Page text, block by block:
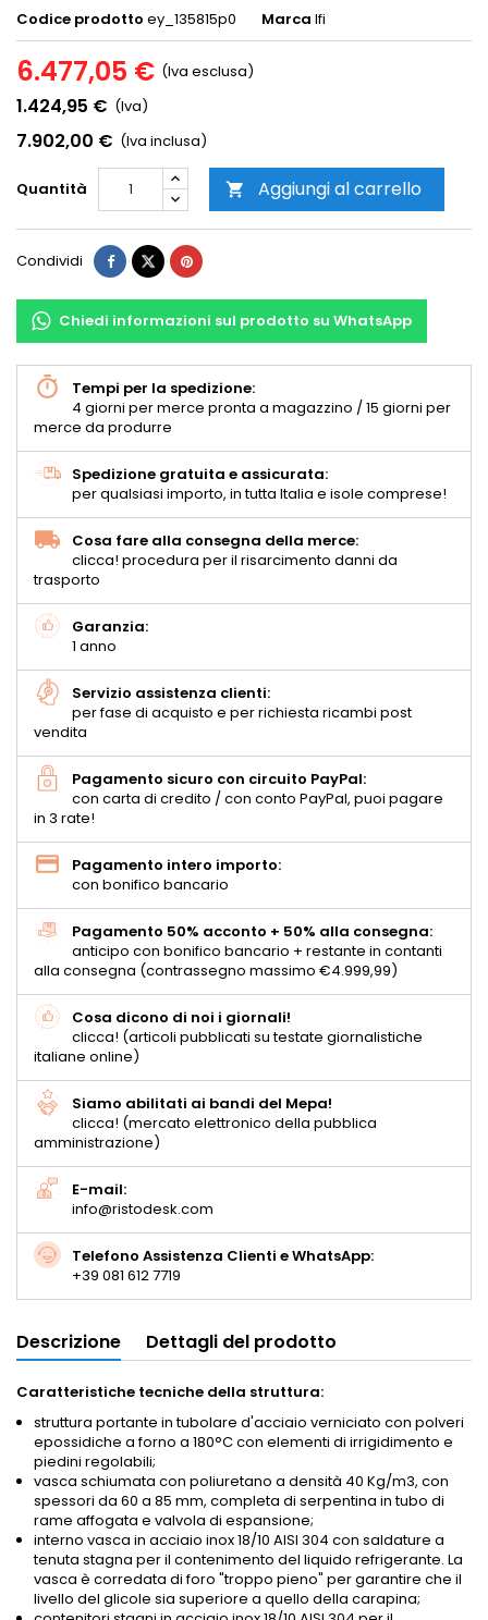
Codice prodotto ey_135815p0 Marca Ifi
6.477,05 € (Iva esclusa)
1.424,95 € (Iva)
7.902,00 € (Iva inclusa)
Quantità  Aggiungi al carrello
Condividi
Chiedi informazioni sul prodotto su WhatsApp
Tempi per la spedizione:
4 giorni per merce pronta a magazzino / 15 giorni per
merce da produrre
Spedizione gratuita e assicurata:
per qualsiasi importo, in tutta Italia e isole comprese!
Cosa fare alla consegna della merce:
clicca! procedura per il risarcimento danni da
trasporto
Garanzia:
1 anno
Servizio assistenza clienti:
per fase di acquisto e per richiesta ricambi post
vendita
Pagamento sicuro con circuito PayPal:
con carta di credito / con conto PayPal, puoi pagare
in 3 rate!
Pagamento intero importo:
con bonifico bancario
Pagamento 50% acconto + 50% alla consegna:
anticipo con bonifico bancario + restante in contanti
alla consegna (contrassegno massimo €4.999,99)
Cosa dicono di noi i giornali!
clicca! (articoli pubblicati su testate giornalistiche
italiane online)
Siamo abilitati ai bandi del Mepa!
clicca! (mercato elettronico della pubblica
amministrazione)
E-mail:
info@ristodesk.com
Telefono Assistenza Clienti e WhatsApp:
+39 081 612 7719
Descrizione Dettagli del prodotto
Caratteristiche tecniche della struttura:
struttura portante in tubolare d'acciaio verniciato con polveri
epossidiche a forno a 180°C con elementi di irrigidimento e
piedini regolabili;
vasca schiumata con poliuretano a densità 40 Kg/m3, con
spessori da 60 a 85 mm, completa di serpentina in tubo di
rame affogata e valvola di espansione;
interno vasca in acciaio inox 18/10 AISI 304 con saldature a
tenuta stagna per il contenimento del liquido refrigerante. La
vasca è corredata di foro "troppo pieno" per garantire che il
livello del glicole sia superiore a quello della carapina;